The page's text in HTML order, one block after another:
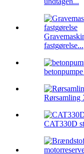
fastgørelse...
Rørsamling
CAT330D